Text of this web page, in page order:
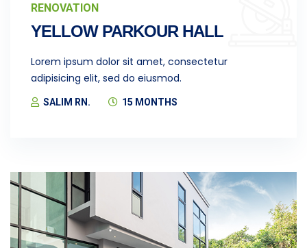
RENOVATION
YELLOW PARKOUR HALL
Lorem ipsum dolor sit amet, consectetur
adipisicing elit, sed do eiusmod.
SALIM RN. 15 MONTHS